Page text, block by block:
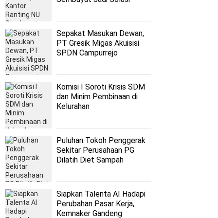
Sepakat Masukan Dewan,
PT Gresik Migas Akuisisi
SPDN Campurrejo
Komisi I Soroti Krisis SDM
dan Minim Pembinaan di
Kelurahan
Puluhan Tokoh Penggerak
Sekitar Perusahaan PG
Dilatih Diet Sampah
Siapkan Talenta AI Hadapi
Perubahan Pasar Kerja,
Kemnaker Gandeng